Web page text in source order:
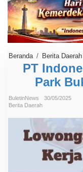
Beranda / Berita Daerah
a
PT
Park
BuletinNews
30/05/2025
Berita Daerah